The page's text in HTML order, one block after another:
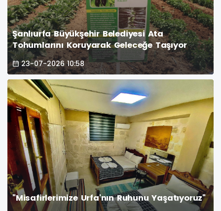
Şanlıurfa Büyükşehir Belediyesi Ata
Tohumlarını Koruyarak Geleceğe Taşıyor
23-07-2026 10:58
"Misafirlerimize Urfa'nın Ruhunu Yaşatıyoruz"